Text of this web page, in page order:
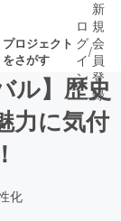
プロジェクト
をさがす
いプ
ロ
グ
イ
ン
/
新
規
会
員
登
録
ル】歴史
力に気付
化